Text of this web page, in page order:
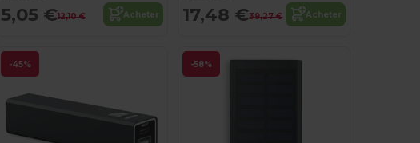
5,05 €12,10 € Acheter 17,48 €39,27 € Acheter
-45% -58%